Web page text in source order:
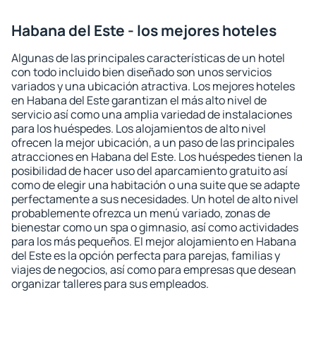
Habana del Este - los mejores hoteles
Algunas de las principales características de un hotel
con todo incluido bien diseñado son unos servicios
variados y una ubicación atractiva. Los mejores hoteles
en Habana del Este garantizan el más alto nivel de
servicio así como una amplia variedad de instalaciones
para los huéspedes. Los alojamientos de alto nivel
ofrecen la mejor ubicación, a un paso de las principales
atracciones en Habana del Este. Los huéspedes tienen la
posibilidad de hacer uso del aparcamiento gratuito así
como de elegir una habitación o una suite que se adapte
perfectamente a sus necesidades. Un hotel de alto nivel
probablemente ofrezca un menú variado, zonas de
bienestar como un spa o gimnasio, así como actividades
para los más pequeños. El mejor alojamiento en Habana
del Este es la opción perfecta para parejas, familias y
viajes de negocios, así como para empresas que desean
organizar talleres para sus empleados.